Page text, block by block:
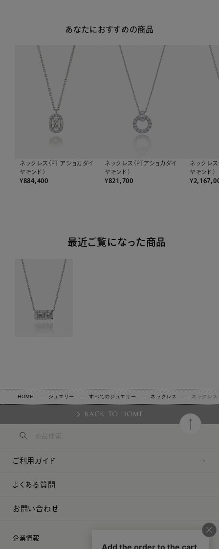
あなたにおすすめの商品
ネックレス〈PT アショカダイ
ヤモンド〉
¥884,400
ネックレス〈PTアショカダイ
ヤモンド）
¥821,700
ネックレス
ヤモンド）
¥
最近ご覧になった商品
HOME ジュエリー すべてのジュエリー ネックレス ネックレ
BACK TO HOME
ご利用ガイド
よくある質問
お問い合わせ
企業情報